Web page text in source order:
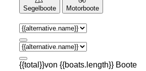
Segelboote Motorboote
{{total}}von {{boats.length}} Boote